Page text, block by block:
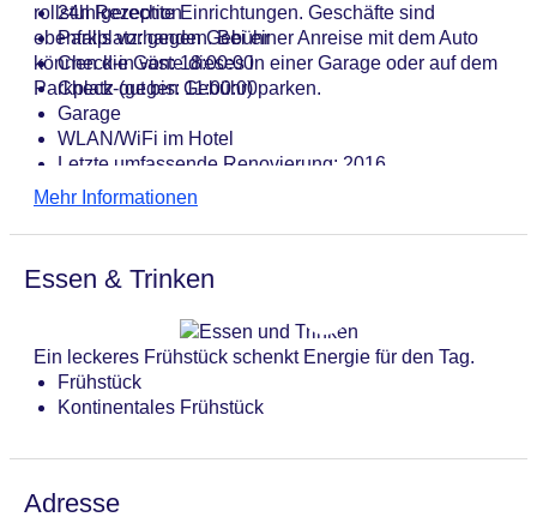
rollstuhlgerechte Einrichtungen. Geschäfte sind
ebenfalls vorhanden. Bei einer Anreise mit dem Auto
können die Gäste dieses in einer Garage oder auf dem
Parkplatz (gegen Gebühr) parken.
24h Rezeption
Parkplatz: gegen Gebühr
Check-in von: 18:00:00
Check-out bis: 11:00:00
Garage
WLAN/WiFi im Hotel
Letzte umfassende Renovierung: 2016
Lift
Haustiere
Gesamtanzahl der Stockwerke: 5
Gesamtanzahl der Zimmer: 60
Zahlungsarten: American Express, EC Maestro,
Mastercard, Visa
Landeskategorie: 3 Sterne
Mehr Informationen
Essen & Trinken
Ein leckeres Frühstück schenkt Energie für den Tag.
Frühstück
Kontinentales Frühstück
Adresse